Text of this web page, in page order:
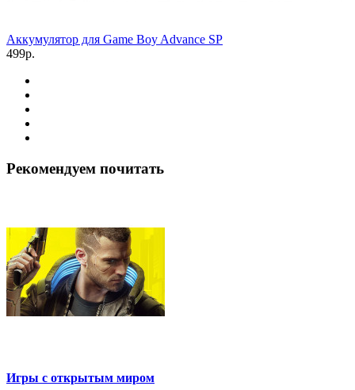
Аккумулятор для Game Boy Advance SP
499р.
Рекомендуем почитать
Игры с открытым миром